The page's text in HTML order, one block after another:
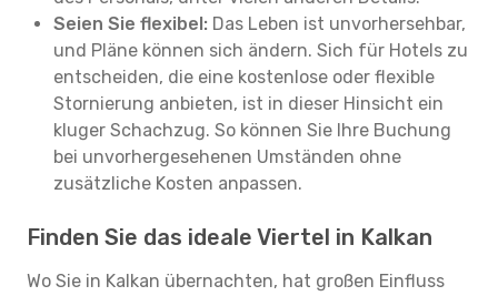
Seien Sie flexibel: Das Leben ist unvorhersehbar,
und Pläne können sich ändern. Sich für Hotels zu
entscheiden, die eine kostenlose oder flexible
Stornierung anbieten, ist in dieser Hinsicht ein
kluger Schachzug. So können Sie Ihre Buchung
bei unvorhergesehenen Umständen ohne
zusätzliche Kosten anpassen.
Finden Sie das ideale Viertel in Kalkan
Wo Sie in Kalkan übernachten, hat großen Einfluss